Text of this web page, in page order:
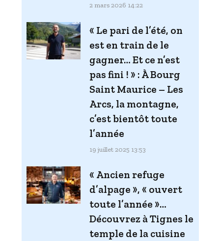
2 mars 2026 14:22
« Le pari de l’été, on
est en train de le
gagner… Et ce n’est
pas fini ! » : À Bourg
Saint Maurice – Les
Arcs, la montagne,
c’est bientôt toute
l’année
19 juillet 2025 13:53
« Ancien refuge
d’alpage », « ouvert
toute l’année »…
Découvrez à Tignes le
temple de la cuisine